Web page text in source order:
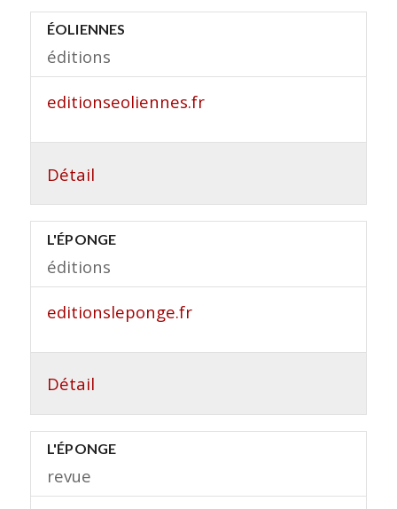
ÉOLIENNES
éditions
editionseoliennes.fr
Détail
L'ÉPONGE
éditions
editionsleponge.fr
Détail
L'ÉPONGE
revue